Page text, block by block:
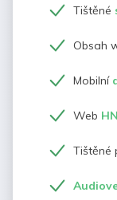
Tištěné
Obsah
Mobilní
Web
Tištěné